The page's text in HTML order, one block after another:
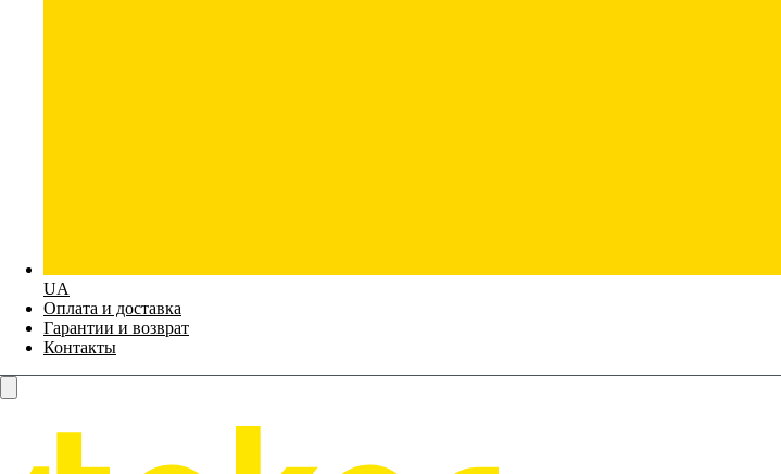
UA
Оплата и доставка
Гарантии и возврат
Контакты